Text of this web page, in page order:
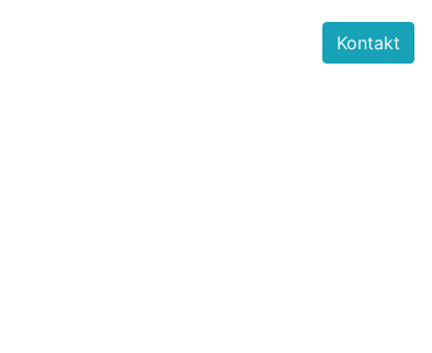
Kontakt